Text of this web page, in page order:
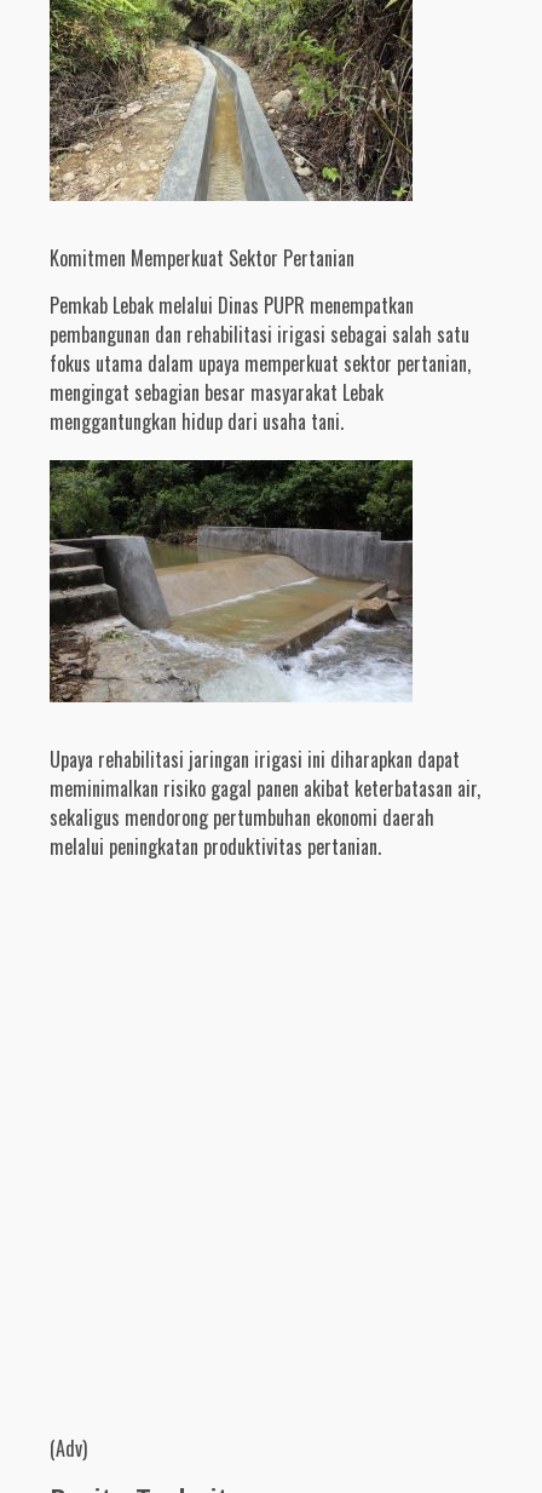
Komitmen Memperkuat Sektor Pertanian
Pemkab Lebak melalui Dinas PUPR menempatkan
pembangunan dan rehabilitasi irigasi sebagai salah satu
fokus utama dalam upaya memperkuat sektor pertanian,
mengingat sebagian besar masyarakat Lebak
menggantungkan hidup dari usaha tani.
Upaya rehabilitasi jaringan irigasi ini diharapkan dapat
meminimalkan risiko gagal panen akibat keterbatasan air,
sekaligus mendorong pertumbuhan ekonomi daerah
melalui peningkatan produktivitas pertanian.
(Adv)